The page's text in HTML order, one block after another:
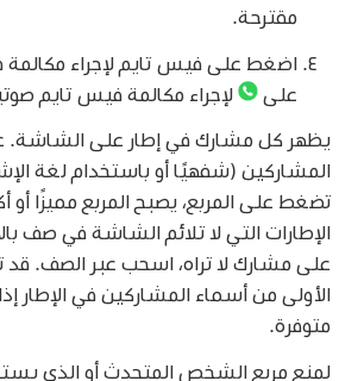
مقترحة.
اضغط على فيس تايم لإجراء مكالمة
على
لإجراء مكالمة فيس تايم
يظهر كل مشارك في إطار على الشاشة.
المشاركين (شفهيًا أو باستخدام لغة
تضغط على المربع، يصبح المربع مميزًا أو
الإطارات التي لا تلائم الشاشة في صف
على مشارك لا تراه، اسحب عبر الصف. قد
الأولى من أسماء المشاركين في الإطار
متوفرة.
لمنع مربع الشخص المتحدث أو الذي